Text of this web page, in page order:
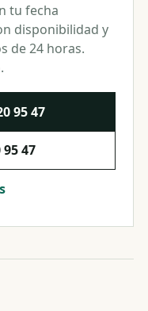
tu fecha
disponibilidad y
de 24 horas.
95 47
95 47